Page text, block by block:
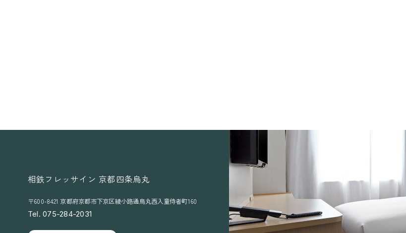
相鉄フレッサイン 京都四条烏丸
〒600-8421 京都府京都市下京区綾小路通烏丸西入童侍者町160
Tel. 075-284-2031